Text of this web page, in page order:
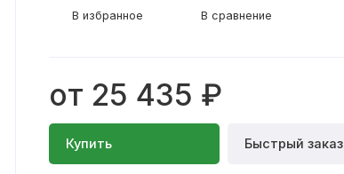
от 25 435 ₽
Купить Быстрый заказ
В избранное В сравнение